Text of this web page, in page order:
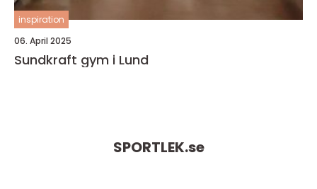
inspiration
06. April 2025
Sundkraft gym i Lund
SPORTLEK.se